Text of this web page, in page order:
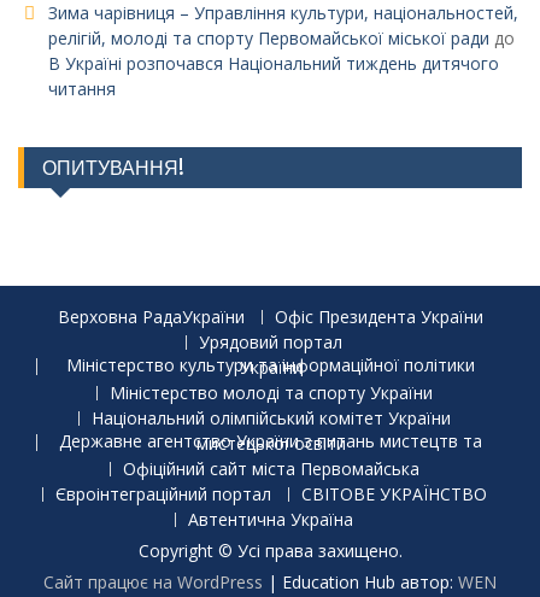
Зима чарівниця – Управління культури, національностей,
релігій, молоді та спорту Первомайської міської ради до
В Україні розпочався Національний тиждень дитячого
читання
ОПИТУВАННЯ!
Верховна РадаУкраїни
Офіс Президента України
Урядовий портал
Міністерство культури та інформаційної політики України
Міністерство молоді та спорту України
Національний олімпійський комітет України
Державне агентство України з питань мистецтв та мистецької освіти
Офіційний сайт міста Первомайська
Євроінтеграційний портал
СВІТОВЕ УКРАЇНСТВО
Автентична Україна
Copyright © Усі права захищено.
Сайт працює на WordPress | Education Hub автор: WEN